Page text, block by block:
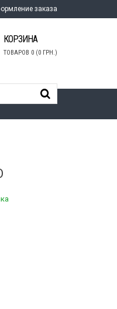
заказа
КОРЗИНА
ТОВАРОВ 0 (0 ГРН.)